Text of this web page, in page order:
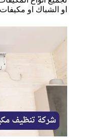
او الشباك او